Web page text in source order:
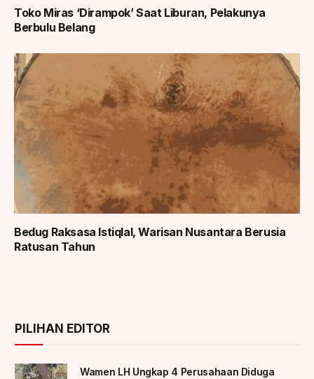
Toko Miras ‘Dirampok’ Saat Liburan, Pelakunya
Berbulu Belang
Bedug Raksasa Istiqlal, Warisan Nusantara Berusia
Ratusan Tahun
PILIHAN EDITOR
Wamen LH Ungkap 4 Perusahaan Diduga